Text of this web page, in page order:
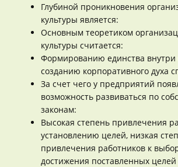
Глубиной проникновения
культуры является:
Основным теоретиком
культуры считается:
Формированию единства внутри
созданию корпоративного духа
За счет чего у предприятий
возможность развиваться по
законам:
Высокая степень привлечения
установлению целей, низкая
привлечения работников к
достижения поставленных целей